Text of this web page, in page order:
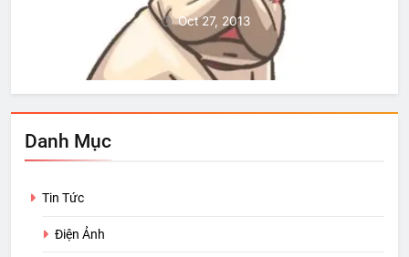
Oct 27, 2013
Danh Mục
Tin Tức
Điện Ảnh